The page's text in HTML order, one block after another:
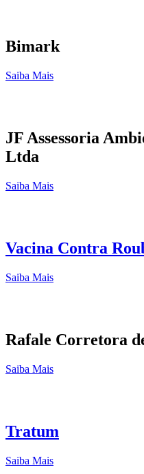
Bimark
Saiba Mais
JF Assessoria
Ltda
Saiba Mais
Vacina Contra
Saiba Mais
Rafale Corretora
Saiba Mais
Tratum
Saiba Mais